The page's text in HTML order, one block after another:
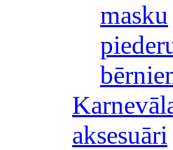
masku
aksesuāri